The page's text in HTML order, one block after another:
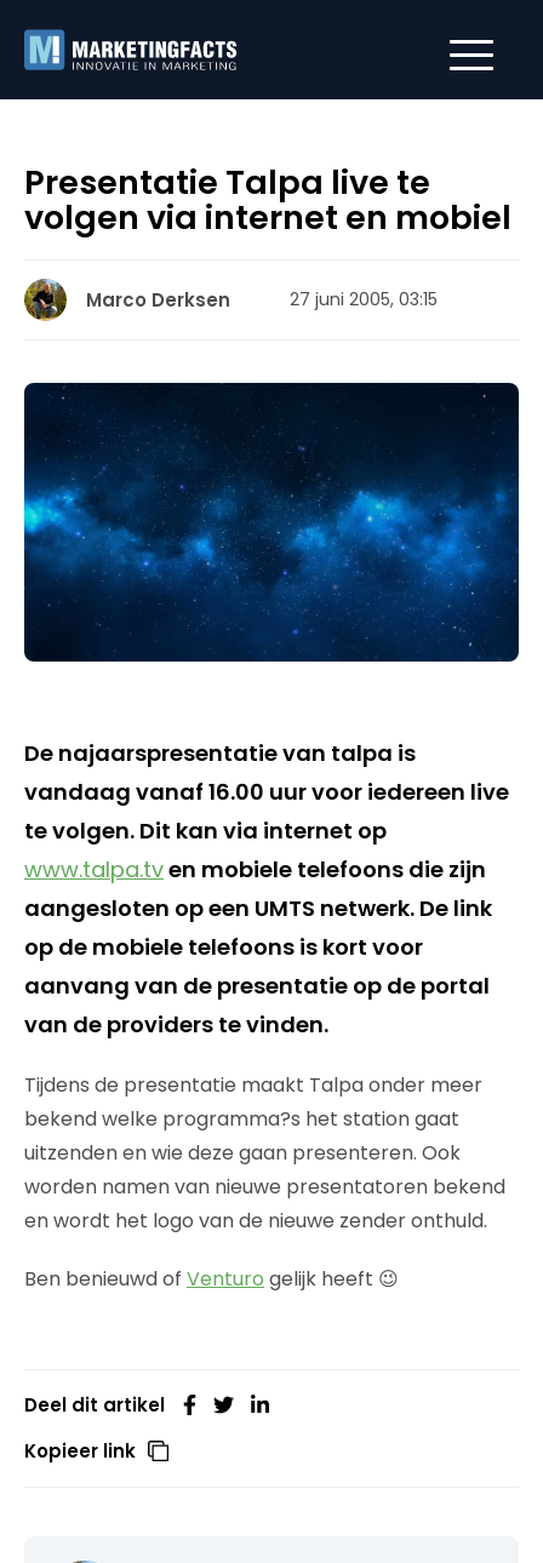
Presentatie Talpa live te
volgen via internet en mobiel
Marco Derksen 27 juni 2005, 03:15
De najaarspresentatie van talpa is
vandaag vanaf 16.00 uur voor iedereen live
te volgen. Dit kan via internet op
www.talpa.tven mobiele telefoons die zijn
aangesloten op een UMTS netwerk. De link
op de mobiele telefoons is kort voor
aanvang van de presentatie op de portal
van de providers te vinden.
Tijdens de presentatie maakt Talpa onder meer
bekend welke programma?s het station gaat
uitzenden en wie deze gaan presenteren. Ook
worden namen van nieuwe presentatoren bekend
en wordt het logo van de nieuwe zender onthuld.
Ben benieuwd of Venturo gelijk heeft 😉
Deel dit artikel
Kopieer link